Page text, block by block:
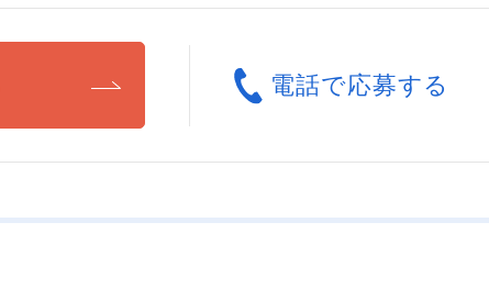
電話で応募する